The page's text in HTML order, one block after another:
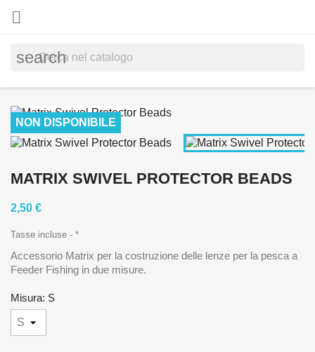

search
NON DISPONIBILE
MATRIX SWIVEL PROTECTOR BEADS
2,50 €
Tasse incluse *
Accessorio Matrix per la costruzione delle lenze per la pesca a
Feeder Fishing in due misure.
Misura: S